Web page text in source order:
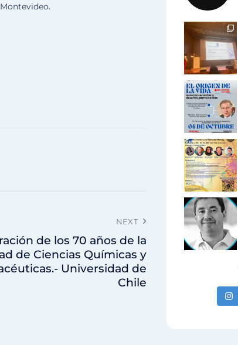
NEXT
de los 70 años de la
de Ciencias Químicas y
Universidad de
Chile